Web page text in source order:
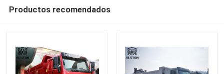
Productos recomendados